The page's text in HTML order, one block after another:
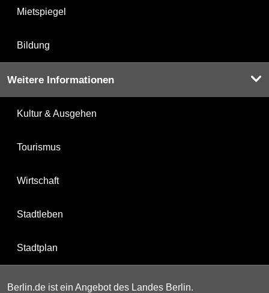
Mietspiegel
Bildung
Weitere Informationen
Kultur & Ausgehen
Tourismus
Wirtschaft
Stadtleben
Stadtplan
Berlin.de ist ein Angebot des Landes Berlin.